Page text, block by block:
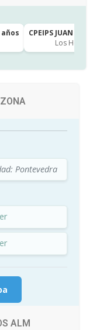
años
CPEIPS JUAN
Los Hoyos
Pontevedra
ALM